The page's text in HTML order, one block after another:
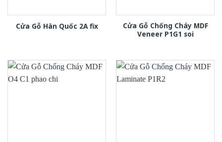
Cửa Gỗ Hàn Quốc 2A fix
Cửa Gỗ Chống Cháy MDF
Veneer P1G1 soi